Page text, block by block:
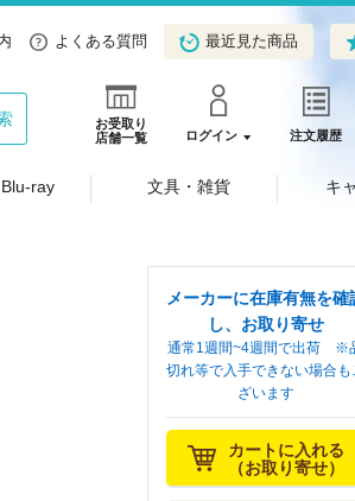
よくある質問 最近見た商品
お受取り
店舗一覧
ログイン 注文履歴
ray 文具・雑貨 キ
メーカーに在庫有無を確
し、お取り寄せ
通常1週間~4週間で出荷 ※
切れ等で入手できない場合も
ざいます
カートに入れる
（お取り寄せ）